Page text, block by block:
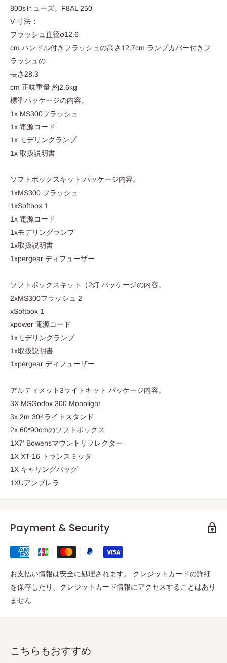
800sヒューズ。F8AL 250
V 寸法：
フラッシュ直径φ12.6
cm ハンドル付きフラッシュの高さ12.7cm ランプカバー付きフ
ラッシュの
長さ28.3
cm 正味重量 約2.6kg
標準パッケージの内容。
1x MS300フラッシュ
1x 電源コード
1x モデリングランプ
1x 取扱説明書
ソフトボックスキット パッケージ内容。
1xMS300 フラッシュ
1xSoftbox 1
1x 電源コード
1xモデリングランプ
1x取扱説明書
1xpergear ディフューザー
ソフトボックスキット（2灯 パッケージの内容。
2xMS300フラッシュ 2
xSoftbox 1
xpower 電源コード
1xモデリングランプ
1x取扱説明書
1xpergear ディフューザー
アルティメット3ライトキット パッケージ内容。
3X MSGodox 300 Monolight
3x 2m 304ライトスタンド
2x 60*90cmのソフトボックス
1X7' Bowensマウントリフレクター
1X XT-16 トランスミッタ
1X キャリングバッグ
1XUアンブレラ
Payment & Security
お支払い情報は安全に処理されます。 クレジットカードの詳細
を保存したり、クレジットカード情報にアクセスすることはあり
ません
こちらもおすすめ